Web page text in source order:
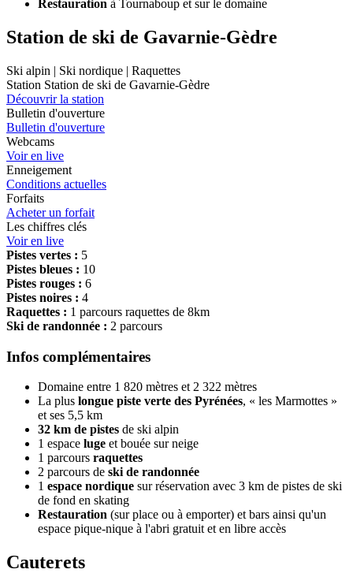
Restauration à Tournaboup et sur le domaine
Station de ski de Gavarnie-Gèdre
Ski alpin | Ski nordique | Raquettes
Station Station de ski de Gavarnie-Gèdre
Découvrir la station
Bulletin d'ouverture
Bulletin d'ouverture
Webcams
Voir en live
Enneigement
Conditions actuelles
Forfaits
Acheter un forfait
Les chiffres clés
Voir en live
Pistes vertes : 5
Pistes bleues : 10
Pistes rouges : 6
Pistes noires : 4
Raquettes : 1 parcours raquettes de 8km
Ski de randonnée : 2 parcours
Infos complémentaires
Domaine entre 1 820 mètres et 2 322 mètres
La plus longue piste verte des Pyrénées, « les Marmottes »
et ses 5,5 km
32 km de pistes de ski alpin
1 espace luge et bouée sur neige
1 parcours raquettes
2 parcours de ski de randonnée
1 espace nordique sur réservation avec 3 km de pistes de ski
de fond en skating
Restauration (sur place ou à emporter) et bars ainsi qu'un
espace pique-nique à l'abri gratuit et en libre accès
Cauterets